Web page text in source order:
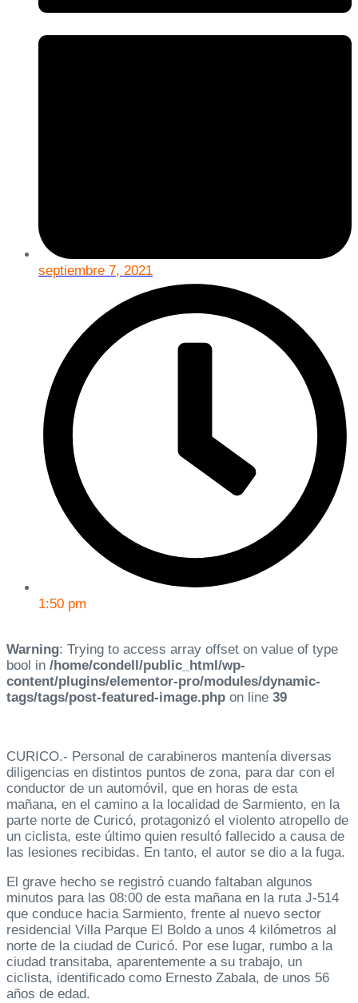
septiembre 7, 2021
1:50 pm
Warning: Trying to access array offset on value of type
bool in /home/condell/public_html/wp-
content/plugins/elementor-pro/modules/dynamic-
tags/tags/post-featured-image.php on line 39
CURICO.- Personal de carabineros mantenía diversas
diligencias en distintos puntos de zona, para dar con el
conductor de un automóvil, que en horas de esta
mañana, en el camino a la localidad de Sarmiento, en la
parte norte de Curicó, protagonizó el violento atropello de
un ciclista, este último quien resultó fallecido a causa de
las lesiones recibidas. En tanto, el autor se dio a la fuga.
El grave hecho se registró cuando faltaban algunos
minutos para las 08:00 de esta mañana en la ruta J-514
que conduce hacia Sarmiento, frente al nuevo sector
residencial Villa Parque El Boldo a unos 4 kilómetros al
norte de la ciudad de Curicó. Por ese lugar, rumbo a la
ciudad transitaba, aparentemente a su trabajo, un
ciclista, identificado como Ernesto Zabala, de unos 56
años de edad.